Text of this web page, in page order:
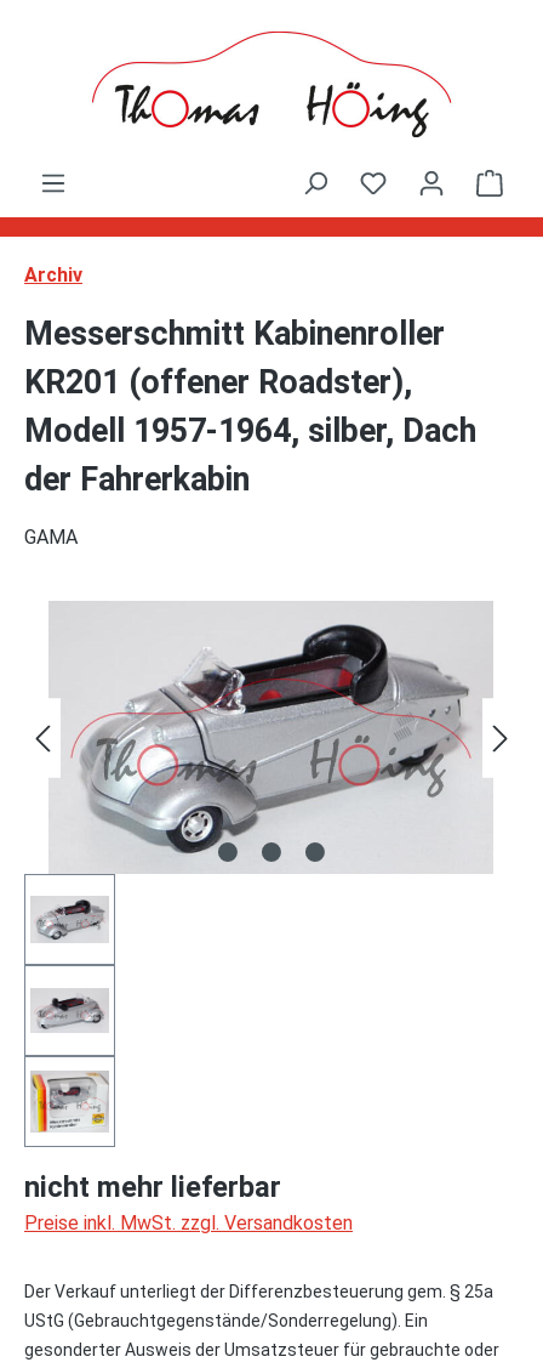
Archiv
Messerschmitt Kabinenroller
KR201 (offener Roadster),
Modell 1957-1964, silber, Dach
der Fahrerkabin
GAMA
nicht mehr lieferbar
Preise inkl. MwSt. zzgl. Versandkosten
Der Verkauf unterliegt der Differenzbesteuerung gem. § 25a
UStG (Gebrauchtgegenstände/Sonderregelung). Ein
gesonderter Ausweis der Umsatzsteuer für gebrauchte oder